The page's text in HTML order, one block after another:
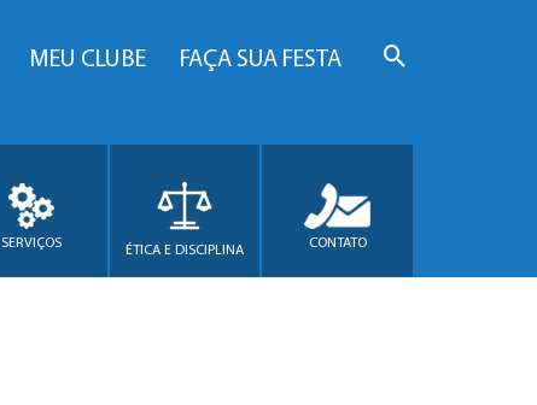
MEU CLUBE FAÇA SUA FESTA
SERVIÇOS ÉTICA E DISCIPLINA CONTATO